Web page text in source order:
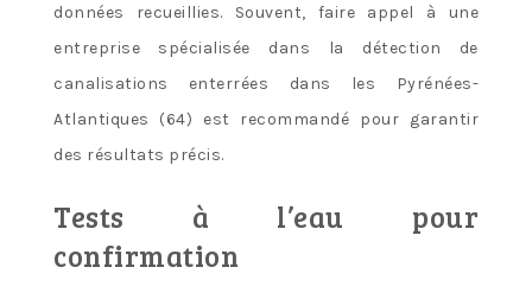
données recueillies. Souvent, faire appel à une
entreprise spécialisée dans la détection de
canalisations enterrées dans les Pyrénées-
Atlantiques (64) est recommandé pour garantir
des résultats précis.
Tests à l’eau pour
confirmation